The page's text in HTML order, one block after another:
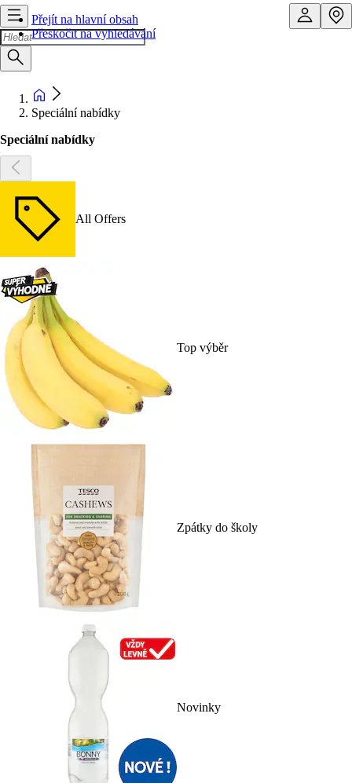
Přejít na hlavní obsah
Přeskočit na vyhledávání
Speciální nabídky
Speciální nabídky
All Offers
Top výběr
Zpátky do školy
Novinky